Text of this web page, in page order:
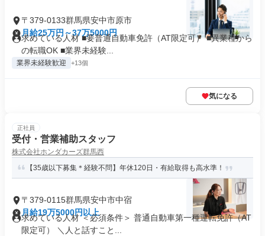
〒379-0133群馬県安中市原市
月給25万円～37万5000円
求めている人材 ■要普通自動車免許（AT限定可） ■異業種から
の転職OK ■業界未経験...
業界未経験歓迎 +13個
気になる
正社員
受付・営業補助スタッフ
株式会社ホンダカーズ群馬西
【35歳以下募集＊経験不問】年休120日・有給取得も高水準！
〒379-0115群馬県安中市中宿
月給19万5000円以上
求めている人材 ＜必須条件＞ 普通自動車第一種運転免許（AT
限定可） ＼人と話すこと...